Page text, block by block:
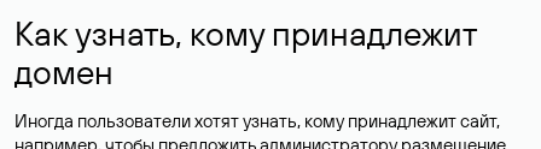
Как узнать, кому принадлежит
домен
Иногда пользователи хотят узнать, кому принадлежит сайт,